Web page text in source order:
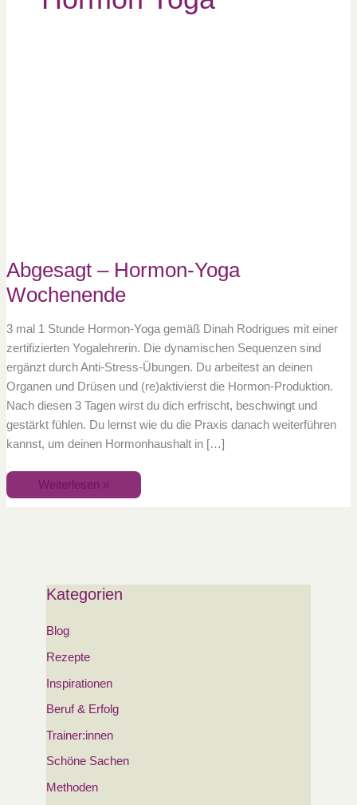
Abgesagt – Hormon-Yoga
Wochenende
3 mal 1 Stunde Hormon-Yoga gemäß Dinah Rodrigues mit einer
zertifizierten Yogalehrerin. Die dynamischen Sequenzen sind
ergänzt durch Anti-Stress-Übungen. Du arbeitest an deinen
Organen und Drüsen und (re)aktivierst die Hormon-Produktion.
Nach diesen 3 Tagen wirst du dich erfrischt, beschwingt und
gestärkt fühlen. Du lernst wie du die Praxis danach weiterführen
kannst, um deinen Hormonhaushalt in […]
Weiterlesen »
Kategorien
Blog
Rezepte
Inspirationen
Beruf & Erfolg
Trainer:innen
Schöne Sachen
Methoden